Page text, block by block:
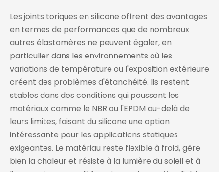
Les joints toriques en silicone offrent des avantages
en termes de performances que de nombreux
autres élastomères ne peuvent égaler, en
particulier dans les environnements où les
variations de température ou l'exposition extérieure
créent des problèmes d'étanchéité. Ils restent
stables dans des conditions qui poussent les
matériaux comme le NBR ou l'EPDM au-delà de
leurs limites, faisant du silicone une option
intéressante pour les applications statiques
exigeantes. Le matériau reste flexible à froid, gère
bien la chaleur et résiste à la lumière du soleil et à